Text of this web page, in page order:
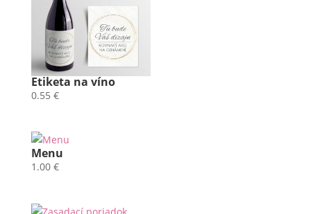
Etiketa na víno
0.55 €
Menu
1.00 €